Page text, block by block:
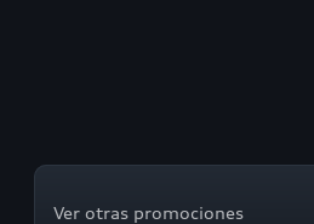
Ver otras promociones